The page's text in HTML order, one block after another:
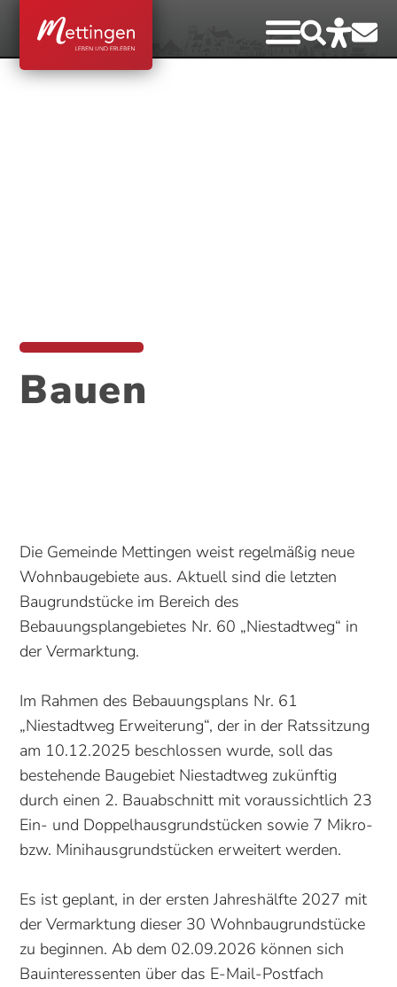
Bauen
Die Gemeinde Mettingen weist regelmäßig neue
Wohnbaugebiete aus. Aktuell sind die letzten
Baugrundstücke im Bereich des
Bebauungsplangebietes Nr. 60 „Niestadtweg“ in
der Vermarktung.
Im Rahmen des Bebauungsplans Nr. 61
„Niestadtweg Erweiterung“, der in der Ratssitzung
am 10.12.2025 beschlossen wurde, soll das
bestehende Baugebiet Niestadtweg zukünftig
durch einen 2. Bauabschnitt mit voraussichtlich 23
Ein- und Doppelhausgrundstücken sowie 7 Mikro-
bzw. Minihausgrundstücken erweitert werden.
Es ist geplant, in der ersten Jahreshälfte 2027 mit
der Vermarktung dieser 30 Wohnbaugrundstücke
zu beginnen. Ab dem 02.09.2026 können sich
Bauinteressenten über das E-Mail-Postfach